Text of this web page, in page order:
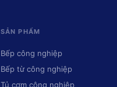
SẢN PHẨM
Bếp công nghiệp
Bếp từ công nghiệp
Tủ cơm công nghiệp